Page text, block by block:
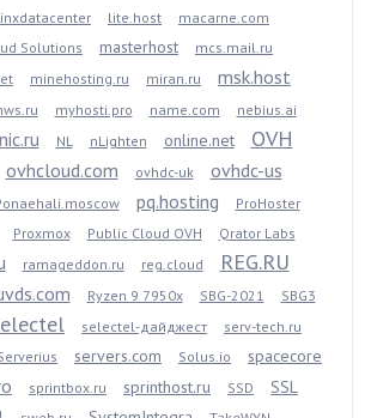
lite.host
macarne.com
Solutions
masterhost
mcs.mail.ru
minehosting.ru miran.ru
msk.host
myhosti.pro name.com nebius.ai
nic.ru NL nLighten online.net OVH
ovhcloud.com ovhdc-uk ovhdc-us
pq.hosting
ProHoster
Proxmox Public Cloud OVH Qrator Labs
ramageddon.ru reg.cloud REG.RU
Ryzen 9 7950x SBG-2021 SBG3
selectel-дайджест
serv-tech.ru
servers.com Solus.io spacecore
sprintbox.ru sprinthost.ru SSD
SSL